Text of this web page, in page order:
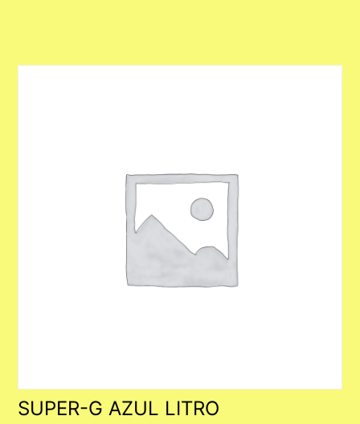
SUPER-G AZUL LITRO